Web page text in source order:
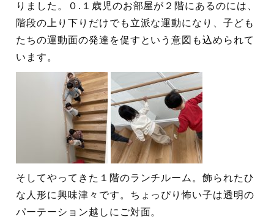
りました。０.１歳児のお部屋が２階にあるのには、
階段の上り下りだけでも立派な運動になり、子ども
たちの運動面の発達を促すという意図も込められて
います。
そしてやってきた１階のランチルーム。飾られたひ
な人形に興味津々です。ちょっぴり怖い子は透明の
パーテーション越しにご対面。